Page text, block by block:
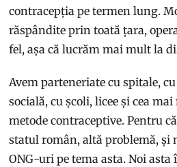
contracepția pe termen lung.
răspândite prin toată țara,
fel, așa că lucrăm mai mult la
Avem parteneriate cu spitale,
socială, cu școli, licee și cea mai
metode contraceptive. Pentru
statul român, altă problemă,
ONG-uri pe tema asta. Noi